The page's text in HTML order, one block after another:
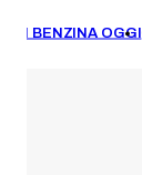
BENZINA OGGI